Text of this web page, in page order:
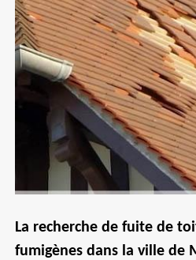
La recherche de fuite de
fumigènes dans la ville de